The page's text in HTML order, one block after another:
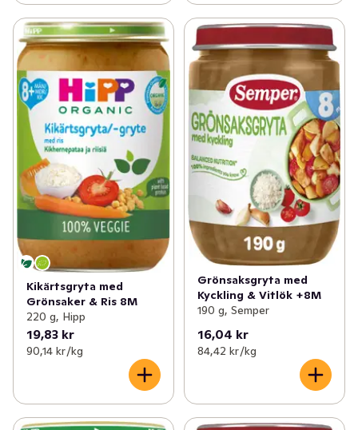
Kikärtsgryta med
Grönsaker & Ris 8M
220 g, Hipp
19,83 kr
90,14 kr /kg
Grönsaksgryta med
Kyckling & Vitlök +8M
190 g, Semper
16,04 kr
84,42 kr /kg